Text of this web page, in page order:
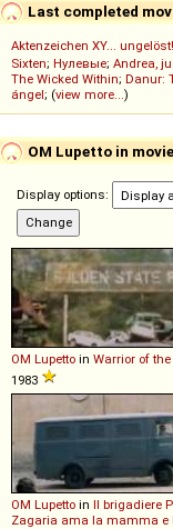
Last completed
Aktenzeichen XY... ungelöst!
Sixten; Нулевые; Andrea,
The Wicked Within; Danur:
ángel; (view more...)
OM Lupetto in
Display options:
OM Lupetto in Warrior of
1983
OM Lupetto in Il brigadiere
Zagaria ama la mamma e